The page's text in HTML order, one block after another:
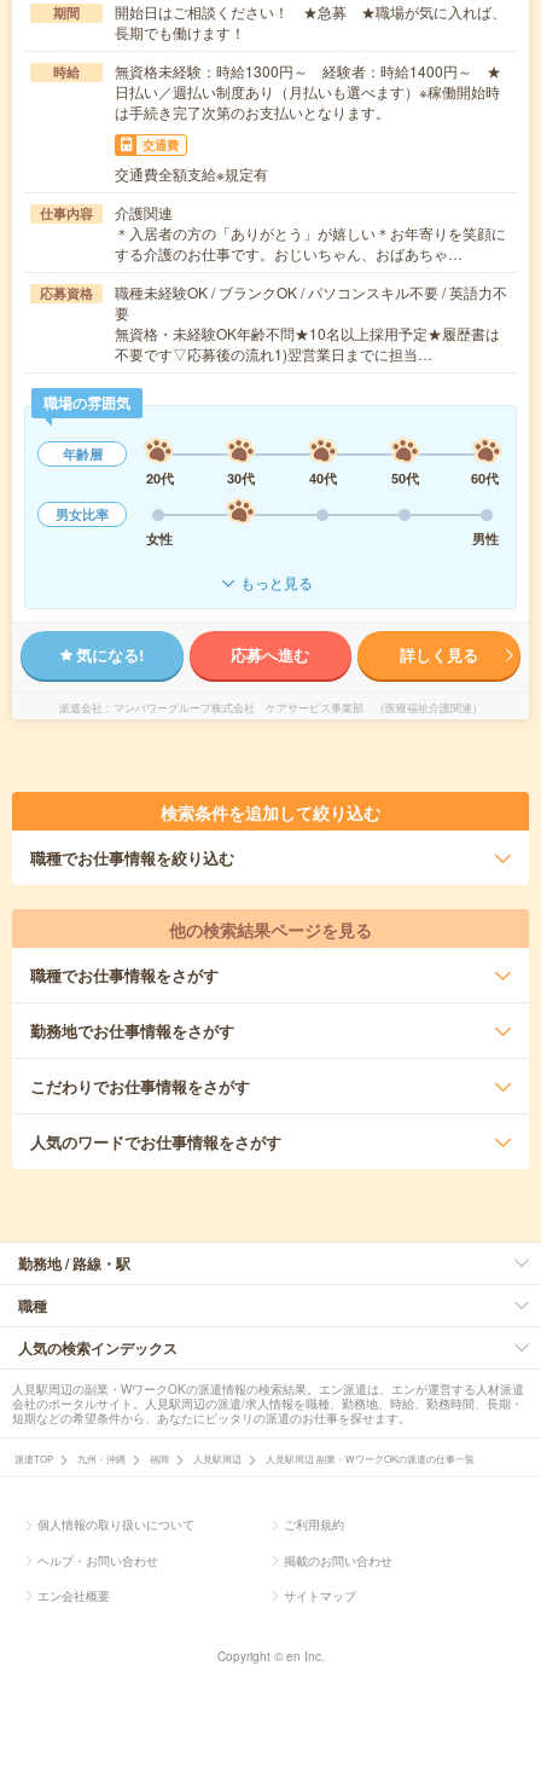
期間
開始日はご相談ください！ ★急募 ★職場が気に入れば、
長期でも働けます！
時給
無資格未経験：時給1300円～ 経験者：時給1400円～ ★
日払い／週払い制度あり（月払いも選べます）※稼働開始時
は手続き完了次第のお支払いとなります。
交通費
交通費全額支給※規定有
仕事内容
介護関連
＊入居者の方の「ありがとう」が嬉しい＊お年寄りを笑顔に
する介護のお仕事です。おじいちゃん、おばあちゃ…
応募資格
職種未経験OK / ブランクOK / パソコンスキル不要 / 英語力不
要
無資格・未経験OK年齢不問★10名以上採用予定★履歴書は
不要です▽応募後の流れ1)翌営業日までに担当…
職場の雰囲気
年齢層
20代
30代 40代 50代
60代
男女比率
女性
男性
もっと見る
気になる! 応募へ進む 詳しく見る
派遣会社 マンパワーグループ株式会社 ケアサービス事業部 （医療福祉介護関連）
検索条件を追加して絞り込む
職種でお仕事情報を絞り込む
他の検索結果ページを見る
職種でお仕事情報をさがす
勤務地でお仕事情報をさがす
こだわりでお仕事情報をさがす
人気のワードでお仕事情報をさがす
勤務地 / 路線・駅
職種
人気の検索インデックス
人見駅周辺の副業・WワークOKの派遣情報の検索結果。エン派遣は、エンが運営する人材派遣
会社のポータルサイト。人見駅周辺の派遣/求人情報を職種、勤務地、時給、勤務時間、長期・
短期などの希望条件から、あなたにピッタリの派遣のお仕事を探せます。
派遣TOP 九州・沖縄 福岡 人見駅周辺 人見駅周辺 副業・WワークOKの派遣の仕事一覧
個人情報の取り扱いについて ご利用規約
ヘルプ・お問い合わせ 掲載のお問い合わせ
エン会社概要 サイトマップ
Copyright © en Inc.